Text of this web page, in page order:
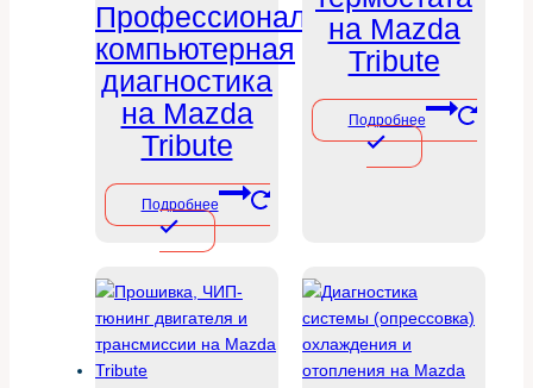
Профессиональная
компьютерная
диагностика
на Mazda
Tribute
Подробнее
на Mazda
Tribute
Подробнее